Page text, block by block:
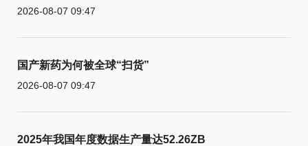
2026-08-07 09:47
国产新药为何被全球“扫货”
2026-08-07 09:47
2025年我国年度数据生产量达52.26ZB